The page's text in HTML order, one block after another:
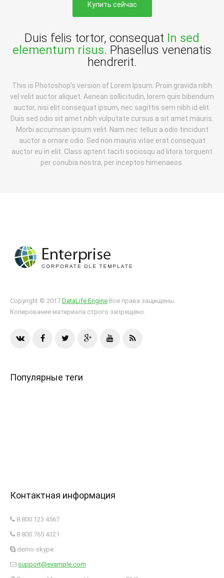
Купить сейчас
Duis felis tortor, consequat In sed
elementum risus. Phasellus venenatis
hendrerit.
This is Photoshop's version of Lorem Ipsum. Proin gravida nibh
vel velit auctor aliquet. Aenean sollicitudin, lorem quis bibendum
auctor, nisi elit consequat ipsum, nec sagittis sem nibh id elit.
Duis sed odio sit amet nibh vulputate cursus a sit amet mauris.
Morbi accumsan ipsum velit. Nam nec tellus a odio tincidunt
auctor a ornare odio. Sed non mauris vitae erat consequat
auctor eu in elit. Class aptent taciti sociosqu ad litora torquent
per conubia nostra, per inceptos himenaeos.
Copyright © 2017 DataLife Engine Все права защищены.
Копирование материала строго запрещено.
Популярные теги
Контактная информация
8 800 123 4567
8 800 765 4321
demo-skype
support@example.com